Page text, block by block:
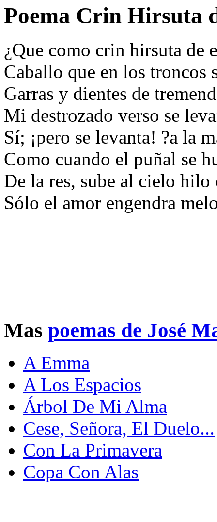
Poema Crin Hirsuta
¿Que como crin hirsuta de
Caballo que en los troncos
Garras y dientes de
Mi destrozado verso se
Sí; ¡pero se levanta! ?a la
Como cuando el puñal se
De la res, sube al cielo hilo
Sólo el amor engendra
Mas poemas de José
A Emma
A Los Espacios
Árbol De Mi Alma
Cese, Señora, El Duelo...
Con La Primavera
Copa Con Alas